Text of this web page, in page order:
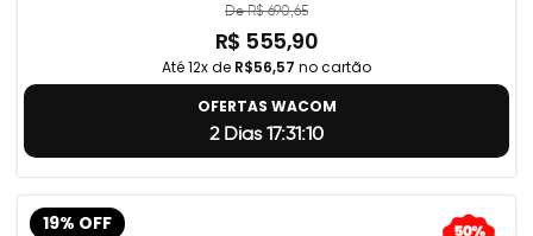
De R$ 690,65
R$ 555,90
Até 12x de R$56,57 no cartão
OFERTAS WACOM
2 Dias 17:31:9
19% OFF